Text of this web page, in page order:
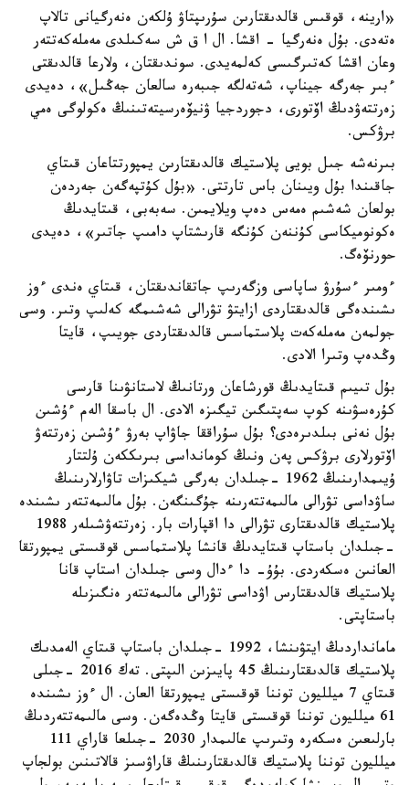
«ارينە، قوقىس قالدىقتارىن سۇرىپتاۋ ۇلكەن ەنەرگيانى تالاپ
ەتەدى. بۇل ەنەرگيا - اقشا. ال ا ق ش سەكىلدى مەملەكەتتەر
وعان اقشا كەتىرگىسى كەلمەيدى. سوندىقتان، ولارعا قالدىقتى
ءبىر جەرگە جيناپ، شەتەلگە جىبەرە سالعان جەڭىل»، دەيدى
زەرتتەۋدىڭ اۆتورى، دجوردجيا ۋنيۆەرسيتەتىنىڭ ەكولوگى ەمي
برۋكس.
بىرنەشە جىل بويى پلاستيك قالدىقتارىن يمپورتتاعان قىتاي
جاقىندا بۇل ويىنان باس تارتتى. «بۇل كۇتپەگەن جەردەن
بولعان شەشىم ەمەس دەپ ويلايمىن. سەبەبى، قىتايدىڭ
ەكونوميكاسى كۇننەن كۇنگە قارىشتاپ دامىپ جاتىر»، دەيدى
حورنۆەگ.
ءومىر ءسۇرۋ ساپاسى وزگەرىپ جاتقاندىقتان، قىتاي ەندى ءوز
ىشىندەگى قالدىقتاردى ازايتۋ تۋرالى شەشىمگە كەلىپ وتىر. وسى
جولمەن مەملەكەت پلاستماسس قالدىقتاردى جويىپ، قايتا
وڭدەپ وتىرا الادى.
بۇل تىيىم قىتايدىڭ قورشاعان ورتانىڭ لاستانۋىنا قارسى
كۇرەسۋىنە كوپ سەپتىگىن تيگىزە الادى. ال باسقا الەم ءۇشىن
بۇل نەنى بىلدىرەدى؟ بۇل سۇراققا جاۋاپ بەرۋ ءۇشىن زەرتتەۋ
اۆتورلارى برۋكس پەن ونىڭ كومانداسى بىرىككەن ۇلتتار
ۇيىمدارىنىڭ 1962 -جىلدان بەرگى شيكىزات تاۋارلارىنىڭ
ساۋداسى تۋرالى مالىمەتتەرىنە جۇگىنگەن. بۇل مالىمەتتەر ىشىندە
پلاستيك قالدىقتارى تۋرالى دا اقپارات بار. زەرتتەۋشىلەر 1988
-جىلدان باستاپ قىتايدىڭ قانشا پلاستماسس قوقىستى يمپورتقا
العانىن ەسكەردى. بۇۇ- دا ءدال وسى جىلدان استاپ قانا
پلاستيك قالدىقتارس اۋداسى تۋرالى مالىمەتتەر ەنگىزىلە
باستاپتى.
مامانداردىڭ ايتۋىنشا، 1992 -جىلدان باستاپ قىتاي الەمدىك
پلاستيك قالدىقتارىنىڭ 45 پايىزىن الىپتى. تەك 2016 -جىلى
قىتاي 7 ميلليون توننا قوقىستى يمپورتقا العان. ال ءوز ىشىندە
61 ميلليون توننا قوقىستى قايتا وڭدەگەن. وسى مالىمەتتەردىڭ
بارلىعىن ەسكەرە وتىرىپ عالىمدار 2030 -جىلعا قاراي 111
ميلليون توننا پلاستيك قالدىقتارىنىڭ قاراۋسىز قالاتىنىن بولجاپ